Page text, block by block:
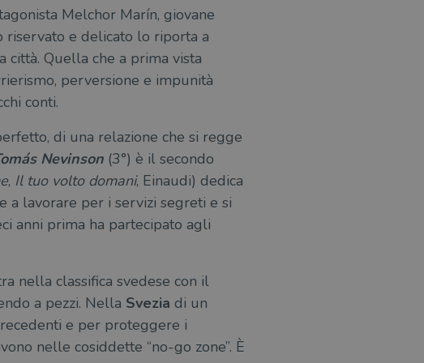
Melchor Marín, giovane
riservato e delicato lo riporta a
Quella che a prima vista
perversione e impunità
conti.
di una relazione che si regge
Nevinson(3°) è il secondo
, Il tuo volto domani, Einaudi) dedica
a lavorare per i servizi segreti e si
anni prima ha partecipato agli
nella classifica svedese con il
a pezzi. Nella Svezia di un
e per proteggere i
nelle cosiddette “no-go zone”. È